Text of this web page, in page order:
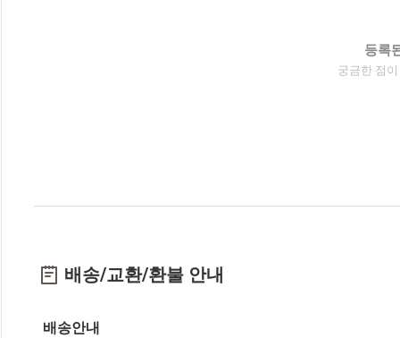
등록
궁금한 점
배송/교환/환불 안내
배송안내